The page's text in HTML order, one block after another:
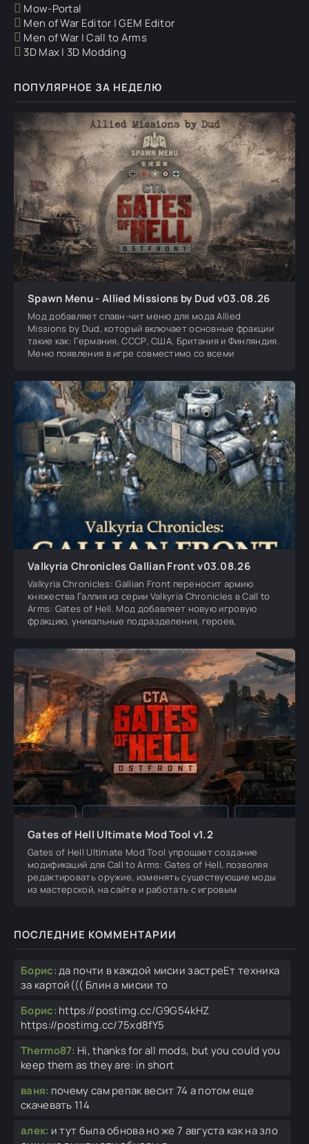
Mow-Portal
Men of War Editor | GEM Editor
Men of War | Call to Arms
3D Max | 3D Modding
ПОПУЛЯРНОЕ ЗА НЕДЕЛЮ
Spawn Menu - Allied Missions by Dud v03.08.26
Мод добавляет спавн-чит меню для мода Allied
Missions by Dud, который включает основные фракции
такие как: Германия, СССР, США, Британия и Финляндия.
Меню появления в игре совместимо со всеми
Valkyria Chronicles Gallian Front v03.08.26
Valkyria Chronicles: Gallian Front переносит армию
княжества Галлия из серии Valkyria Chronicles в Call to
Arms: Gates of Hell. Мод добавляет новую игровую
фракцию, уникальные подразделения, героев,
Gates of Hell Ultimate Mod Tool v1.2
Gates of Hell Ultimate Mod Tool упрощает создание
модификаций для Call to Arms: Gates of Hell, позволяя
редактировать оружие, изменять существующие моды
из мастерской, на сайте и работать с игровым
ПОСЛЕДНИЕ КОММЕНТАРИИ
Борис:да почти в каждой мисии застреЕт техника
за картой((( Блин а мисии то
Борис: https://postimg.cc/G9G54kHZ
https://postimg.cc/75xd8fY5
Thermo87: Hi, thanks for all mods, but you could you
keep them as they are: in short
ваня: почему сам репак весит 74 а потом еще
скачевать 114
алек: и тут была обнова но же 7 августа как на зло